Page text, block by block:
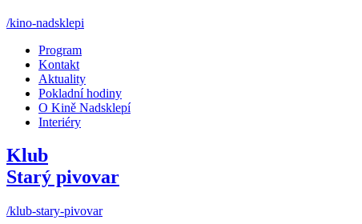
/kino-nadsklepi
Program
Kontakt
Aktuality
Pokladní hodiny
O Kině Nadsklepí
Interiéry
Klub
Starý pivovar
/klub-stary-pivovar